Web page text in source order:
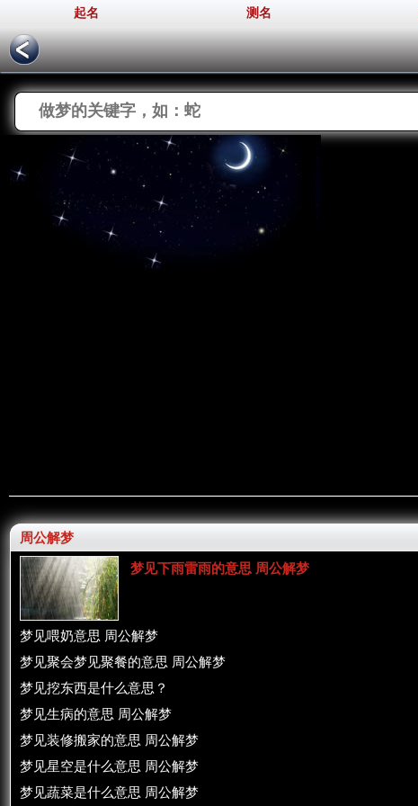
起名 测名
周公解梦
梦见下雨雷雨的意思 周公解梦
梦见喂奶意思 周公解梦
梦见聚会梦见聚餐的意思 周公解梦
梦见挖东西是什么意思？
梦见生病的意思 周公解梦
梦见装修搬家的意思 周公解梦
梦见星空是什么意思 周公解梦
梦见蔬菜是什么意思 周公解梦